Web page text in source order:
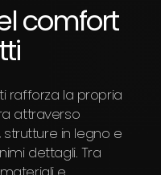
comfort
rafforza la propria
attraverso
strutture in legno e
dettagli. Tra